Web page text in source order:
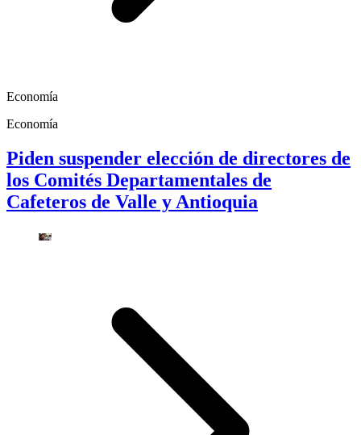
Economía
Economía
Piden suspender elección de directores de
los Comités Departamentales de
Cafeteros de Valle y Antioquia